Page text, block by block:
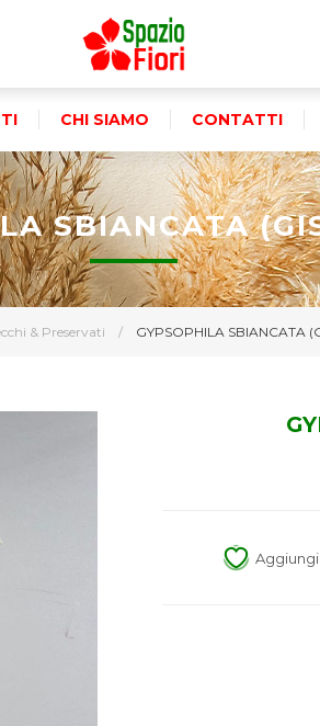
CHI SIAMO CONTATTI
& Preservati / GYPSOPHILA SBIANCATA
SBIANCATA